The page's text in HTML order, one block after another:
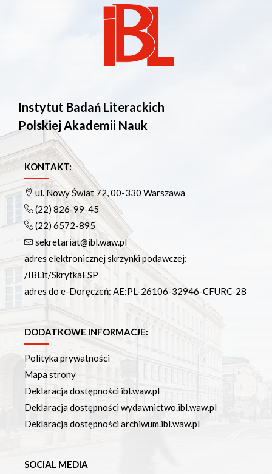
Instytut Badań Literackich
Polskiej Akademii Nauk
KONTAKT:
ul. Nowy Świat 72, 00-330 Warszawa
(22) 826-99-45
(22) 6572-895
sekretariat@ibl.waw.pl
adres elektronicznej skrzynki podawczej:
/IBLit/SkrytkaESP
adres do e-Doręczeń: AE:PL-26106-32946-CFURC-28
DODATKOWE INFORMACJE:
Polityka prywatności
Mapa strony
Deklaracja dostępności ibl.waw.pl
Deklaracja dostępności wydawnictwo.ibl.waw.pl
Deklaracja dostępności archiwum.ibl.waw.pl
SOCIAL MEDIA